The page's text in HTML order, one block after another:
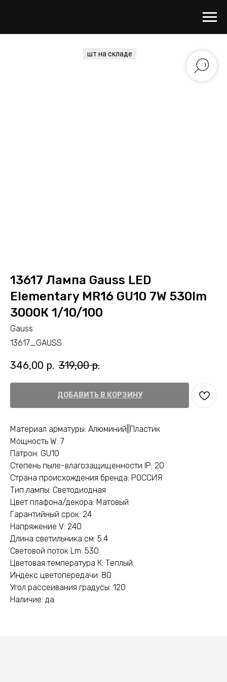
13617 Лампа Gauss LED
Elementary MR16 GU10 7W 530lm
3000К 1/10/100
Gauss
13617_GAUSS
346,00 р. 319,00 р.
ДОБАВИТЬ В КОРЗИНУ
Материал арматуры: Алюминий||Пластик
Мощность W: 7
Патрон: GU10
Степень пыле-влагозащищенности IP: 20
Страна происхождения бренда: РОССИЯ
Тип лампы: Светодиодная
Цвет плафона/декора: Матовый
Гарантийный срок: 24
Напряжение V: 240
Длина светильника см: 5.4
Световой поток Lm: 530
Цветовая температура К: Теплый
Индекс цветопередачи: 80
Угол рассеивания градусы: 120
Наличие: да